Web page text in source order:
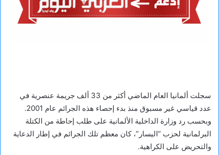
سجلت ألمانيا العام الماضي أكثر من 33 ألف جريمة عنصرية في
عدد قياسي غير مسبوق منذ بدء إحصاء هذه الجرائم عام 2001.
وبحسب رد وزارة الداخلية الألمانية على طلب إحاطة من الكتلة
البرلمانية لحزب “اليسار”، كان معظم تلك الجرائم في إطار الدعاية
والتحريض على الكراهية.